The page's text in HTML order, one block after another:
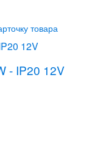
товара
- IP20 12V